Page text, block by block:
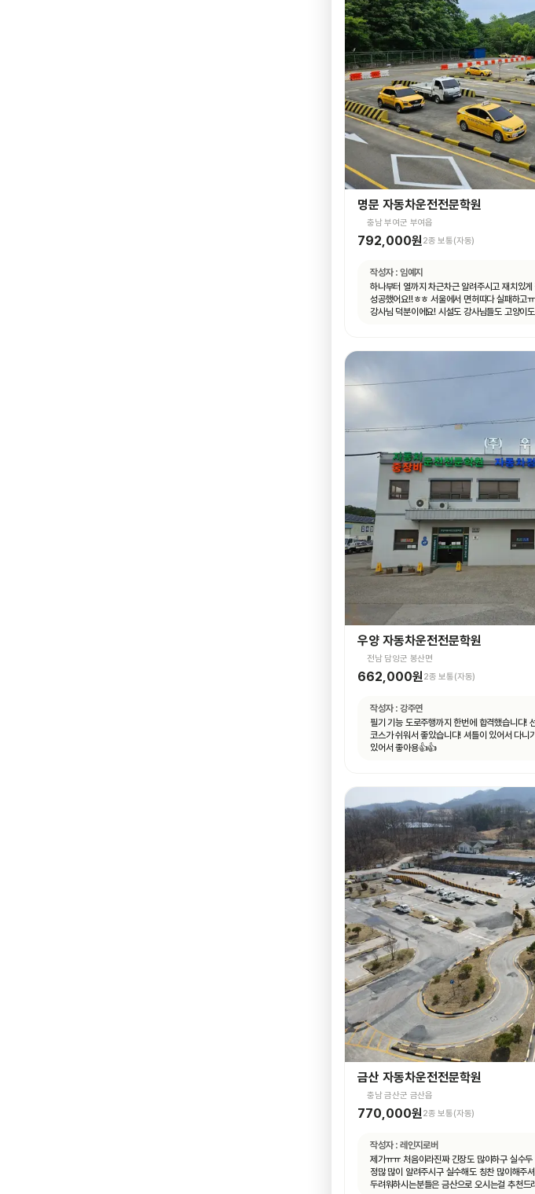
명문 자동차운전전문학원
충남 부여군 부여읍
792,000원 2종 보통(자동)
작성자 : 임예지
하나부터 열까지 차근차근 알려주시고 재치있게 잘 가르쳐주셔서 1번만에 면허 취득
성공했어요!!ㅎㅎ 서울에서 면허따다 실패하고
강사님 덕분이에요! 시설도 강사님들도 고양이
우양 자동차운전전문학원
전남 담양군 봉산면
662,000원2종 보통(자동)
작성자 : 강주연
필기 기능 도로주행까지 한번에 합격했습니다!
코스가 쉬워서 좋았습니다! 셔틀이 있어서 다니
있어서 좋아용👍👍
금산 자동차운전전문학원
충남 금산군 금산읍
770,000원 2종 보통(자동)
작성자 : 레인지로버
제가ㅠㅠ 처음이라진짜 긴장도 많이하구 실수
정많 많이 알려주시구 실수해도 칭찬 많이해주
두려워하시는분들은 금산으로 오시는걸 추천드